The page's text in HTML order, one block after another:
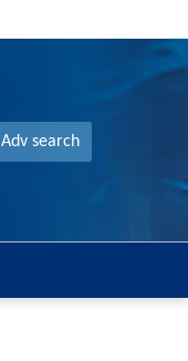
Adv search